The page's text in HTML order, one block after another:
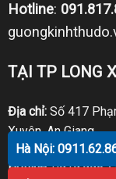
Hotline:
TẠI TP LONG
Địa chỉ:Số 417
Xuyên, An Giang
Hotline:
Hà Nội: